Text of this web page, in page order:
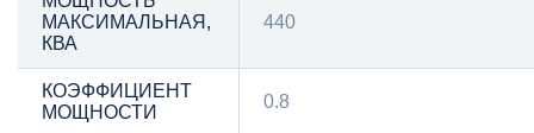
МАКСИМАЛЬНАЯ,
КВА
440
КОЭФФИЦИЕНТ
МОЩНОСТИ
0.8